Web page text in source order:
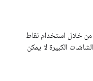
خلال استخدام نقاط
الكبيرة لا يمكن